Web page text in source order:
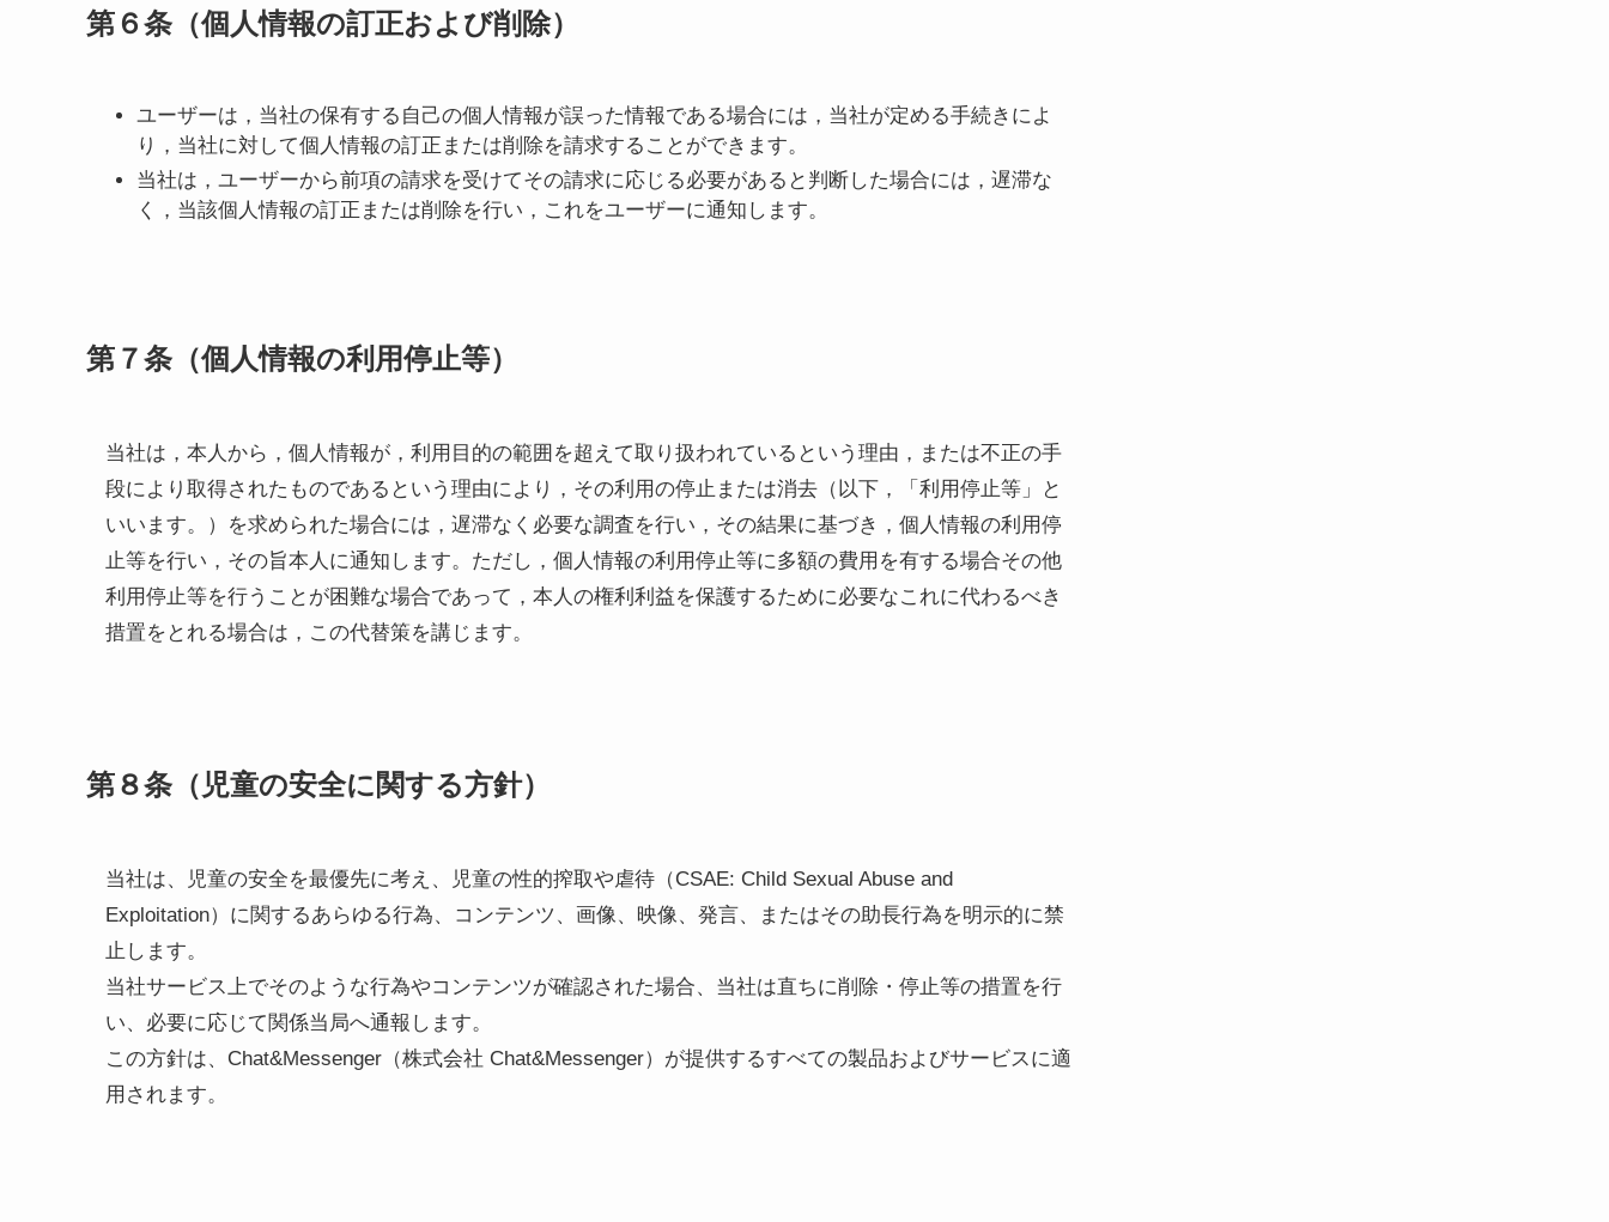
第６条（個人情報の訂正および削除）
ユーザーは，当社の保有する自己の個人情報が誤った情報である場合には，当社が定める手続きによ
り，当社に対して個人情報の訂正または削除を請求することができます。
当社は，ユーザーから前項の請求を受けてその請求に応じる必要があると判断した場合には，遅滞な
く，当該個人情報の訂正または削除を行い，これをユーザーに通知します。
第７条（個人情報の利用停止等）
当社は，本人から，個人情報が，利用目的の範囲を超えて取り扱われているという理由，または不正の手
段により取得されたものであるという理由により，その利用の停止または消去（以下，「利用停止等」と
いいます。）を求められた場合には，遅滞なく必要な調査を行い，その結果に基づき，個人情報の利用停
止等を行い，その旨本人に通知します。ただし，個人情報の利用停止等に多額の費用を有する場合その他
利用停止等を行うことが困難な場合であって，本人の権利利益を保護するために必要なこれに代わるべき
措置をとれる場合は，この代替策を講じます。
第８条（児童の安全に関する方針）
当社は、児童の安全を最優先に考え、児童の性的搾取や虐待（CSAE: Child Sexual Abuse and
Exploitation）に関するあらゆる行為、コンテンツ、画像、映像、発言、またはその助長行為を明示的に禁
止します。
当社サービス上でそのような行為やコンテンツが確認された場合、当社は直ちに削除・停止等の措置を行
い、必要に応じて関係当局へ通報します。
この方針は、Chat&Messenger（株式会社 Chat&Messenger）が提供するすべての製品およびサービスに適
用されます。